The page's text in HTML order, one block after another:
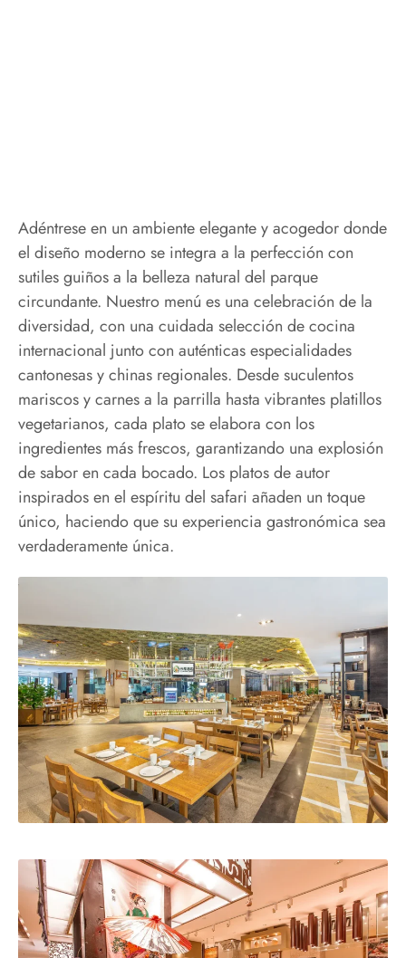
Adéntrese en un ambiente elegante y acogedor donde
el diseño moderno se integra a la perfección con
sutiles guiños a la belleza natural del parque
circundante. Nuestro menú es una celebración de la
diversidad, con una cuidada selección de cocina
internacional junto con auténticas especialidades
cantonesas y chinas regionales. Desde suculentos
mariscos y carnes a la parrilla hasta vibrantes platillos
vegetarianos, cada plato se elabora con los
ingredientes más frescos, garantizando una explosión
de sabor en cada bocado. Los platos de autor
inspirados en el espíritu del safari añaden un toque
único, haciendo que su experiencia gastronómica sea
verdaderamente única.